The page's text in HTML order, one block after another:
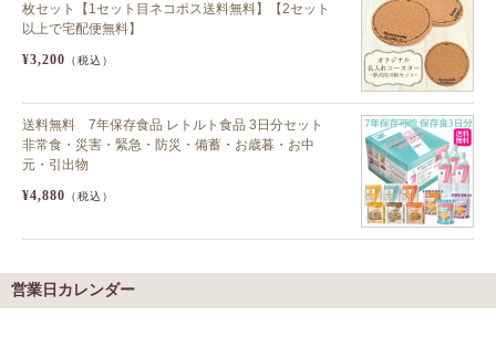
枚セット【1セット目ネコポス送料無料】【2セット
以上で宅配便無料】
¥3,200 （税込）
送料無料 7年保存食品 レトルト食品 3日分セット
非常食・災害・緊急・防災・備蓄・お歳暮・お中
元・引出物
¥4,880 （税込）
営業日カレンダー